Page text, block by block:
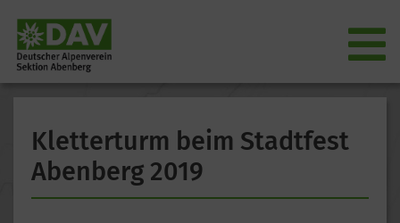
Kletterturm beim Stadtfest
Abenberg 2019